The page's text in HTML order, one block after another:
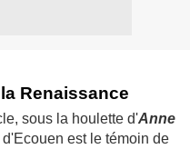
Renaissance
sous la houlette d'Anne
est le témoin de